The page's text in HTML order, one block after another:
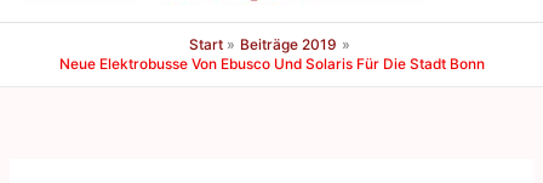
Start
Beiträge 2019
Neue Elektrobusse Von Ebusco Und Solaris Für Die Stadt Bonn